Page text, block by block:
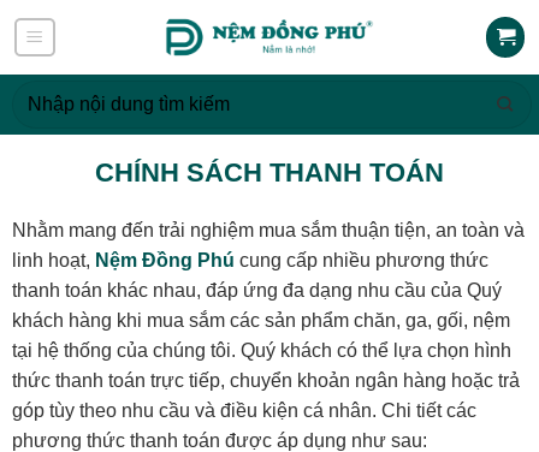
Skip
content
kiếm:
CHÍNH SÁCH THANH TOÁN
Nhằm mang đến trải nghiệm mua sắm thuận tiện, an toàn và
linh hoạt, Nệm Đồng Phú cung cấp nhiều phương thức
thanh toán khác nhau, đáp ứng đa dạng nhu cầu của Quý
khách hàng khi mua sắm các sản phẩm chăn, ga, gối, nệm
tại hệ thống của chúng tôi. Quý khách có thể lựa chọn hình
thức thanh toán trực tiếp, chuyển khoản ngân hàng hoặc trả
góp tùy theo nhu cầu và điều kiện cá nhân. Chi tiết các
phương thức thanh toán được áp dụng như sau: